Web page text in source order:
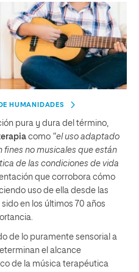
HUMANIDADES
pura y dura del término,
como “el uso adaptado
fines no musicales que están
de las condiciones de vida
que corrobora cómo
uso de ella desde las
en los últimos 70 años
de lo puramente sensorial a
el alcance
de la música terapéutica